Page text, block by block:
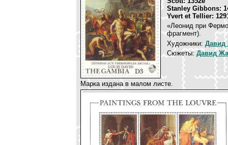
Stanley Gibbons:
Yvert et Tellier:
«Леонид при
фрагмент).
Художники: Давид
Сюжеты: Давид
Марка издана в малом листе.